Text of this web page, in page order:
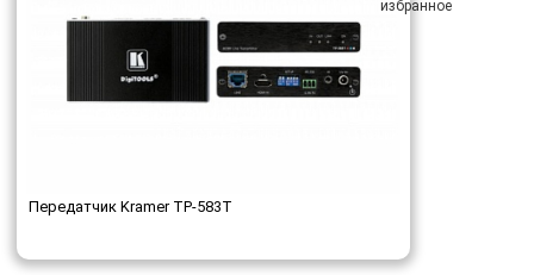
Передатчик Kramer TP-583T